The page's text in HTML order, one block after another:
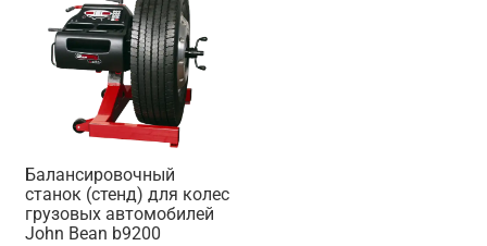
Балансировочный
станок (стенд) для колес
грузовых автомобилей
Jоhn Bean b9200